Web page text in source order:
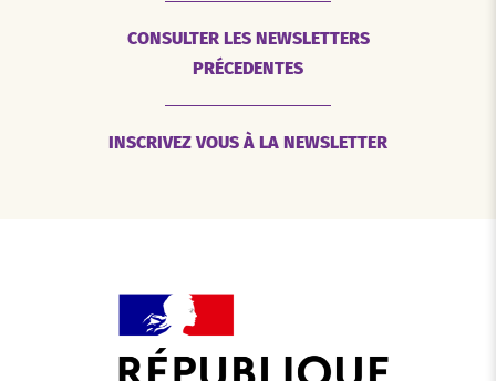
CONSULTER LES NEWSLETTERS
PRÉCEDENTES
INSCRIVEZ VOUS À LA NEWSLETTER